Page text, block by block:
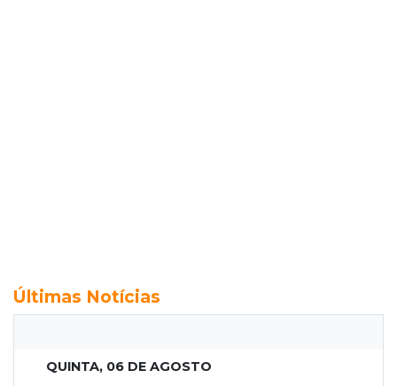
Últimas Notícias
QUINTA, 06 DE AGOSTO